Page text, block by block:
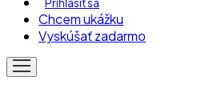
Chcem ukážku
Vyskúšať zadarmo